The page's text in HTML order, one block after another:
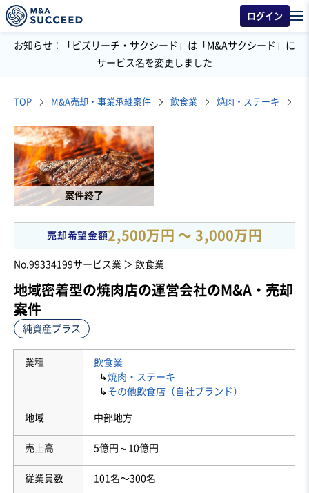
ログイン
お知らせ：「ビズリーチ・サクシード」は「M&Aサクシード」に
サービス名を変更しました
TOP M&A売却・事業承継案件 飲食業 焼肉・ステーキ
案件終了
売却希望金額2,500万円 〜 3,000万円
No.99334199サービス業 ＞ 飲食業
地域密着型の焼肉店の運営会社のM&A・売却
案件
純資産プラス
業種
飲食業
↳焼肉・ステーキ
↳ その他飲食店（自社ブランド）
地域 中部地方
売上高 5億円～10億円
従業員数 101名〜300名